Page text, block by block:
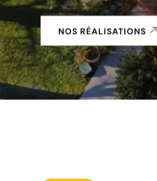
NOS RÉALISATIONS